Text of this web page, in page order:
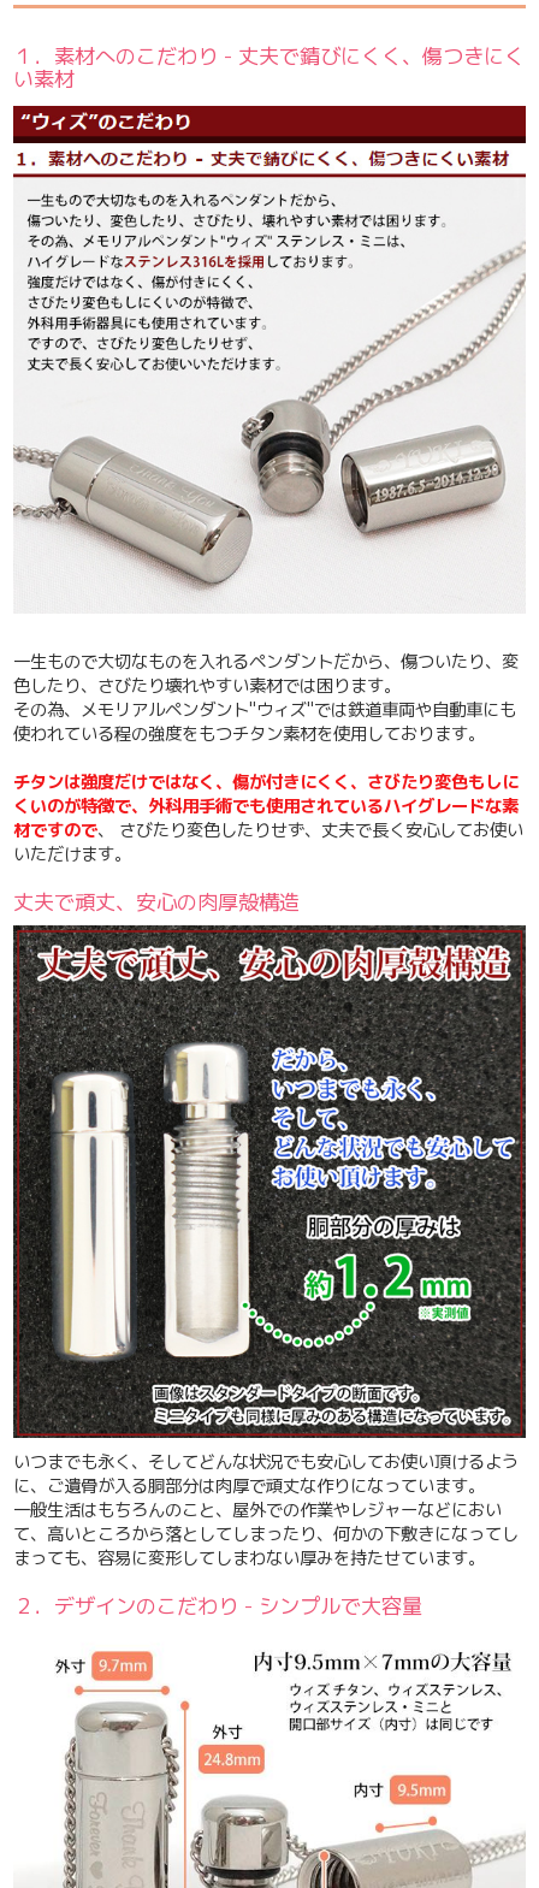
１．素材へのこだわり - 丈夫で錆びにくく、傷つきにく
い素材
一生もので大切なものを入れるペンダントだから、傷ついたり、変
色したり、さびたり壊れやすい素材では困ります。
その為、メモリアルペンダント"ウィズ"では鉄道車両や自動車にも
使われている程の強度をもつチタン素材を使用しております。
チタンは強度だけではなく、傷が付きにくく、さびたり変色もしに
くいのが特徴で、外科用手術でも使用されているハイグレードな素
材ですので、 さびたり変色したりせず、丈夫で長く安心してお使い
いただけます。
丈夫で頑丈、安心の肉厚殻構造
いつまでも永く、そしてどんな状況でも安心してお使い頂けるよう
に、ご遺骨が入る胴部分は肉厚で頑丈な作りになっています。
一般生活はもちろんのこと、屋外での作業やレジャーなどにおい
て、高いところから落としてしまったり、何かの下敷きになってし
まっても、容易に変形してしまわない厚みを持たせています。
２．デザインのこだわり - シンプルで大容量